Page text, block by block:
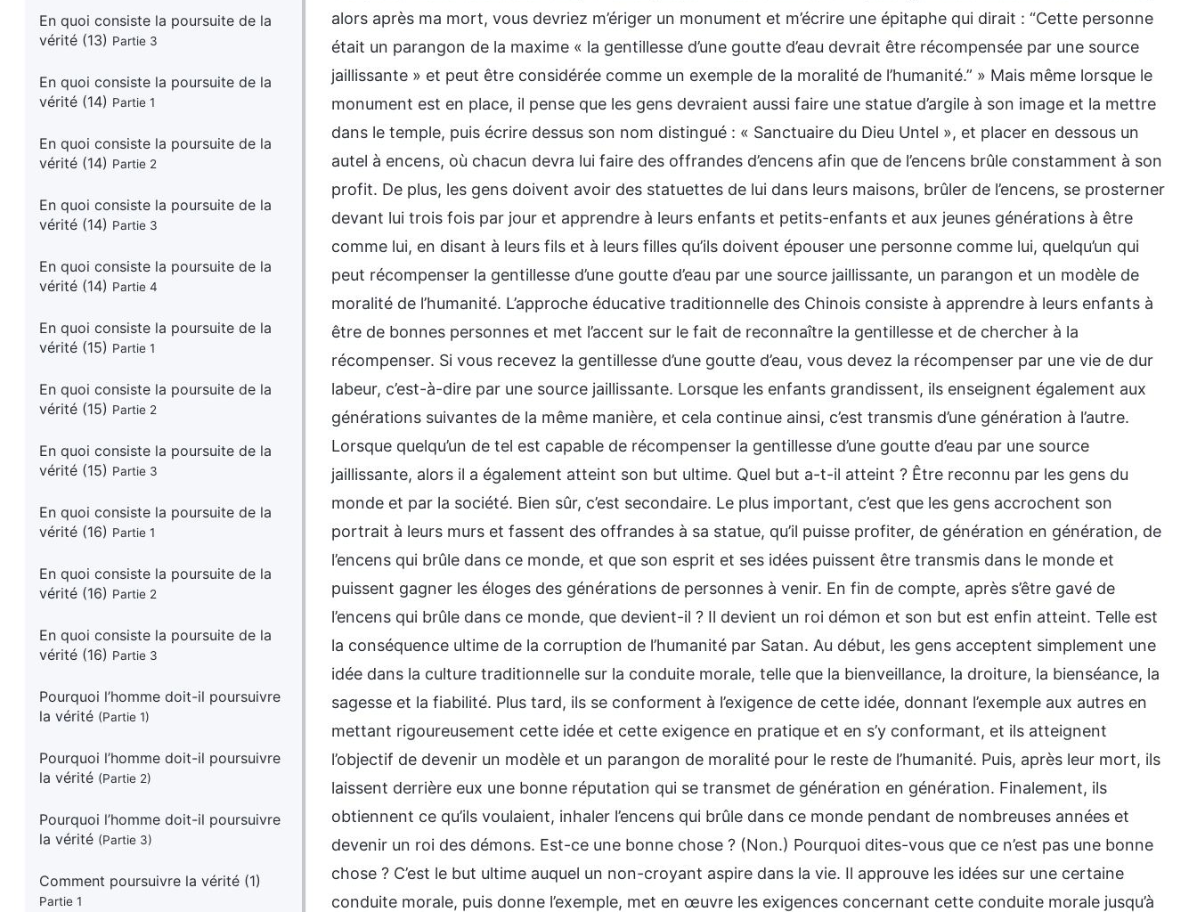
En quoi consiste la poursuite de la
vérité (13) Partie 3
En quoi consiste la poursuite de la
vérité (14) Partie 1
En quoi consiste la poursuite de la
vérité (14) Partie 2
En quoi consiste la poursuite de la
vérité (14) Partie 3
En quoi consiste la poursuite de la
vérité (14) Partie 4
En quoi consiste la poursuite de la
vérité (15) Partie 1
En quoi consiste la poursuite de la
vérité (15) Partie 2
En quoi consiste la poursuite de la
vérité (15) Partie 3
En quoi consiste la poursuite de la
vérité (16) Partie 1
En quoi consiste la poursuite de la
vérité (16) Partie 2
En quoi consiste la poursuite de la
vérité (16) Partie 3
Pourquoi l’homme doit-il poursuivre
la vérité (Partie 1)
Pourquoi l’homme doit-il poursuivre
la vérité (Partie 2)
Pourquoi l’homme doit-il poursuivre
la vérité (Partie 3)
Comment poursuivre la vérité (1)
Partie 1
alors après ma mort, vous devriez m’ériger un monument et m’écrire une épitaphe qui dirait : “Cette personne
était un parangon de la maxime « la gentillesse d’une goutte d’eau devrait être récompensée par une source
jaillissante » et peut être considérée comme un exemple de la moralité de l’humanité.” » Mais même lorsque le
monument est en place, il pense que les gens devraient aussi faire une statue d’argile à son image et la mettre
dans le temple, puis écrire dessus son nom distingué : « Sanctuaire du Dieu Untel », et placer en dessous un
autel à encens, où chacun devra lui faire des offrandes d’encens afin que de l’encens brûle constamment à son
profit. De plus, les gens doivent avoir des statuettes de lui dans leurs maisons, brûler de l’encens, se prosterner
devant lui trois fois par jour et apprendre à leurs enfants et petits-enfants et aux jeunes générations à être
comme lui, en disant à leurs fils et à leurs filles qu’ils doivent épouser une personne comme lui, quelqu’un qui
peut récompenser la gentillesse d’une goutte d’eau par une source jaillissante, un parangon et un modèle de
moralité de l’humanité. L’approche éducative traditionnelle des Chinois consiste à apprendre à leurs enfants à
être de bonnes personnes et met l’accent sur le fait de reconnaître la gentillesse et de chercher à la
récompenser. Si vous recevez la gentillesse d’une goutte d’eau, vous devez la récompenser par une vie de dur
labeur, c’est-à-dire par une source jaillissante. Lorsque les enfants grandissent, ils enseignent également aux
générations suivantes de la même manière, et cela continue ainsi, c’est transmis d’une génération à l’autre.
Lorsque quelqu’un de tel est capable de récompenser la gentillesse d’une goutte d’eau par une source
jaillissante, alors il a également atteint son but ultime. Quel but a-t-il atteint ? Être reconnu par les gens du
monde et par la société. Bien sûr, c’est secondaire. Le plus important, c’est que les gens accrochent son
portrait à leurs murs et fassent des offrandes à sa statue, qu’il puisse profiter, de génération en génération, de
l’encens qui brûle dans ce monde, et que son esprit et ses idées puissent être transmis dans le monde et
puissent gagner les éloges des générations de personnes à venir. En fin de compte, après s’être gavé de
l’encens qui brûle dans ce monde, que devient-il ? Il devient un roi démon et son but est enfin atteint. Telle est
la conséquence ultime de la corruption de l’humanité par Satan. Au début, les gens acceptent simplement une
idée dans la culture traditionnelle sur la conduite morale, telle que la bienveillance, la droiture, la bienséance, la
sagesse et la fiabilité. Plus tard, ils se conforment à l’exigence de cette idée, donnant l’exemple aux autres en
mettant rigoureusement cette idée et cette exigence en pratique et en s’y conformant, et ils atteignent
l’objectif de devenir un modèle et un parangon de moralité pour le reste de l’humanité. Puis, après leur mort, ils
laissent derrière eux une bonne réputation qui se transmet de génération en génération. Finalement, ils
obtiennent ce qu’ils voulaient, inhaler l’encens qui brûle dans ce monde pendant de nombreuses années et
devenir un roi des démons. Est-ce une bonne chose ? (Non.) Pourquoi dites-vous que ce n’est pas une bonne
chose ? C’est le but ultime auquel un non-croyant aspire dans la vie. Il approuve les idées sur une certaine
conduite morale, puis donne l’exemple, met en œuvre les exigences concernant cette conduite morale jusqu’à